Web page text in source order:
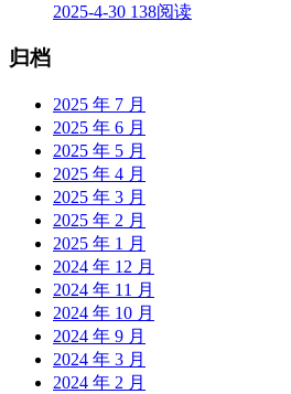
2025-4-30 138阅读
归档
2025 年 7 月
2025 年 6 月
2025 年 5 月
2025 年 4 月
2025 年 3 月
2025 年 2 月
2025 年 1 月
2024 年 12 月
2024 年 11 月
2024 年 10 月
2024 年 9 月
2024 年 3 月
2024 年 2 月